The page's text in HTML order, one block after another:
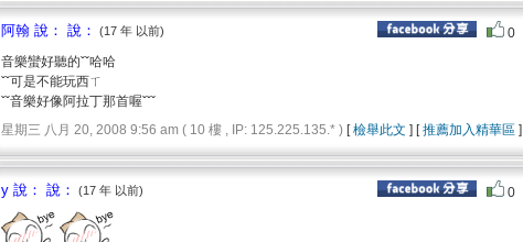
阿翰 說： 說： (17 年 以前) 0
音樂蠻好聽的ˇˇ哈哈
ˇˇ可是不能玩西ㄒ
ˇˇ音樂好像阿拉丁那首喔ˇˇˇ
星期三 八月 20, 2008 9:56 am ( 10 樓 , IP: 125.225.135.* ) [檢舉此文 ] [推薦加入精華區 ]
y 說： 說： (17 年 以前) 0